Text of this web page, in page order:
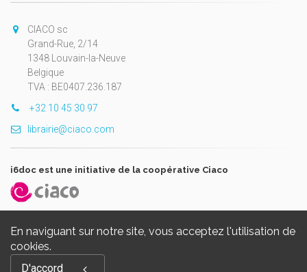
En naviguant sur notre site, vous acceptez l'utilisation de
cookies.
D'accord
CIACO sc
Grand-Rue, 2/14
1348 Louvain-la-Neuve
Belgique
TVA : BE0407.236.187
+32 10 45 30 97
librairie@ciaco.com
i6doc est une initiative de la coopérative Ciaco